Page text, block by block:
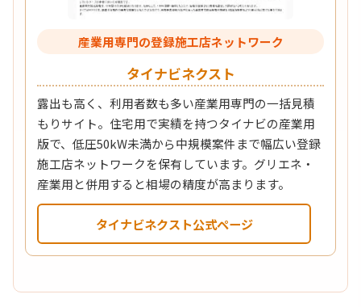
産業用専門の登録施工店ネットワーク
タイナビネクスト
露出も高く、利用者数も多い産業用専門の一括見積
もりサイト。住宅用で実績を持つタイナビの産業用
版で、低圧50kW未満から中規模案件まで幅広い登録
施工店ネットワークを保有しています。グリエネ・
産業用と併用すると相場の精度が高まります。
タイナビネクスト公式ページ